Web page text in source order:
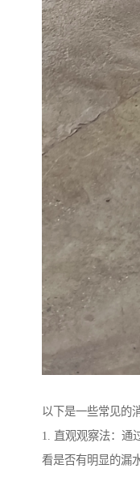
以下是一些常见的
1. 直观观察法：通
看是否有明显的漏